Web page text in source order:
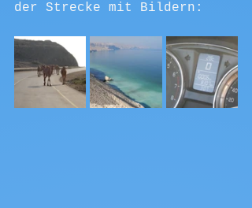
der Strecke mit Bildern: